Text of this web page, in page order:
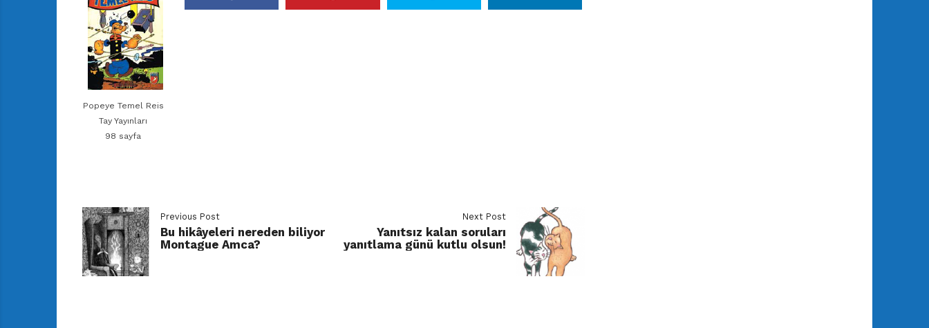
Popeye Temel Reis
Tay Yayınları
98 sayfa
Previous Post
Bu hikâyeleri nereden biliyor
Montague Amca?
Next Post
Yanıtsız kalan soruları
yanıtlama günü kutlu olsun!